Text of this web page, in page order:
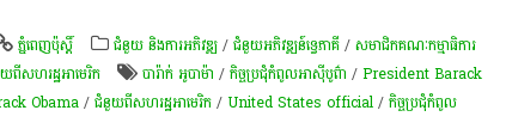
ភ្នំពេញប៉ុស្តិ៍ ជំនួយ និងការអភិវឌ្ឍ/ជំនួយអភិវឌ្ឍន៍ទ្វេភាគី/សមាជិកគណៈកម្មាធិការ
ពីសហរដ្ឋអាមេរិក បារ៉ាក់ អូបាម៉ា /​កិច្ច​ប្រជុំ​កំពូល​អាស៊ីបូព៌ា /President Barack
Obama/ជំនួយពីសហរដ្ឋអាមេរិក/United States official/​កិច្ច​ប្រជុំ​កំពូល​